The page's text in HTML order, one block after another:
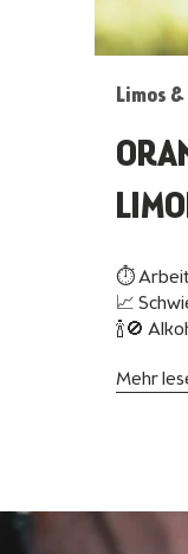
Limos
⏱
📈
🍾🚫
Mehr